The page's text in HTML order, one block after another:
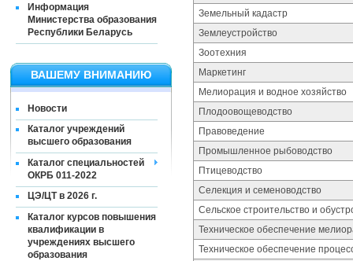
Информация
Министерства образования
Республики Беларусь
ВАШЕМУ ВНИМАНИЮ
Новости
Каталог учреждений
высшего образования
Каталог специальностей
ОКРБ 011-2022
ЦЭ/ЦТ в 2026 г.
Каталог курсов повышения
квалификации в
учреждениях высшего
образования
Земельный кадастр
Землеустройство
Зоотехния
Маркетинг
Мелиорация и водное хозяйство
Плодоовощеводство
Правоведение
Промышленное рыбоводство
Птицеводство
Селекция и семеноводство
Сельское строительство и
Техническое обеспечение
Техническое обеспечение